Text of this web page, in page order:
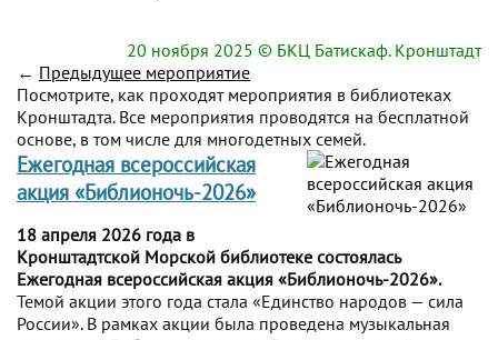
20 ноября 2025 © БКЦ Батискаф. Кронштадт
← Предыдущее мероприятие
Посмотрите, как проходят мероприятия в библиотеках
Кронштадта. Все мероприятия проводятся на бесплатной
основе, в том числе для многодетных семей.
Ежегодная всероссийская
акция «Библионочь-2026»
18 апреля 2026 года в
Кронштадтской Морской библиотеке состоялась
Ежегодная всероссийская акция «Библионочь-2026».
Темой акции этого года стала «Единство народов — сила
России». В рамках акции была проведена музыкальная